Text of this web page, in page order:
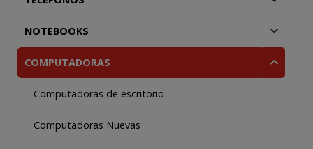
NOTEBOOKS
COMPUTADORAS
Computadoras de escritorio
Computadoras Nuevas